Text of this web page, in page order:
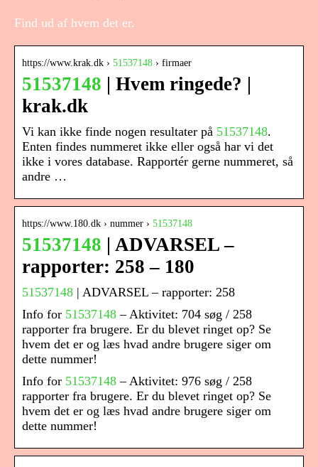
Find ud af hvem det er.
https://www.krak.dk › 51537148 › firmaer
51537148 | Hvem ringede? |
krak.dk
Vi kan ikke finde nogen resultater på 51537148.
Enten findes nummeret ikke eller også har vi det
ikke i vores database. Rapportér gerne nummeret, så
andre …
https://www.180.dk › nummer › 51537148
51537148 | ADVARSEL –
rapporter: 258 – 180
51537148 | ADVARSEL – rapporter: 258
Info for 51537148 – Aktivitet: 704 søg / 258
rapporter fra brugere. Er du blevet ringet op? Se
hvem det er og læs hvad andre brugere siger om
dette nummer!
Info for 51537148 – Aktivitet: 976 søg / 258
rapporter fra brugere. Er du blevet ringet op? Se
hvem det er og læs hvad andre brugere siger om
dette nummer!